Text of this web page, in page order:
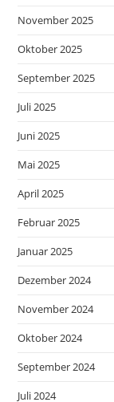
November 2025
Oktober 2025
September 2025
Juli 2025
Juni 2025
Mai 2025
April 2025
Februar 2025
Januar 2025
Dezember 2024
November 2024
Oktober 2024
September 2024
Juli 2024